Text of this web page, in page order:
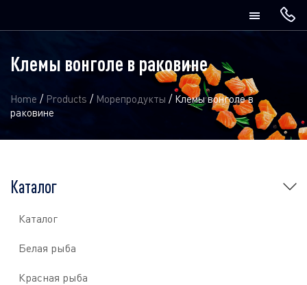
Клемы вонголе в раковине
Home / Products / Морепродукты / Клемы вонголе в
раковине
Каталог
Каталог
Белая рыба
Красная рыба